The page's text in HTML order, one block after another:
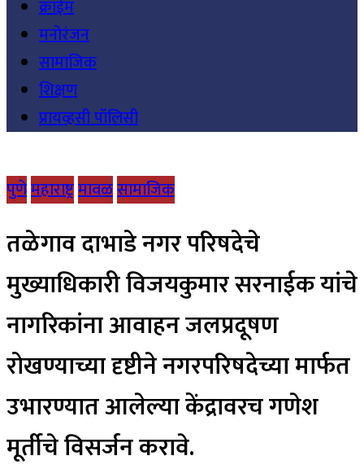
क्राईम
मनोरंजन
सामाजिक
शिक्षण
प्रायव्हसी पॉलिसी
पुणेमहाराष्ट्रमावळसामाजिक
तळेगाव दाभाडे नगर परिषदेचे
मुख्याधिकारी विजयकुमार सरनाईक यांचे
नागरिकांना आवाहन जलप्रदूषण
रोखण्याच्या दृष्टीने नगरपरिषदेच्या मार्फत
उभारण्यात आलेल्या केंद्रावरच गणेश
मूर्तीचे विसर्जन करावे.